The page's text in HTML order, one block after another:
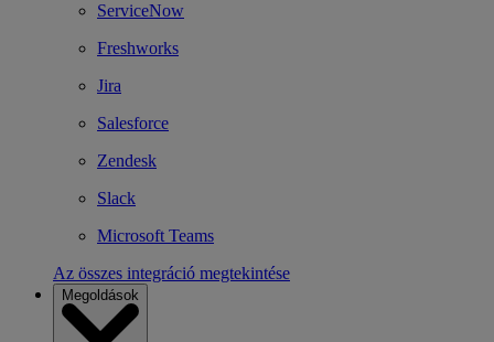
ServiceNow
Freshworks
Jira
Salesforce
Zendesk
Slack
Microsoft Teams
Az összes integráció megtekintése
Megoldások